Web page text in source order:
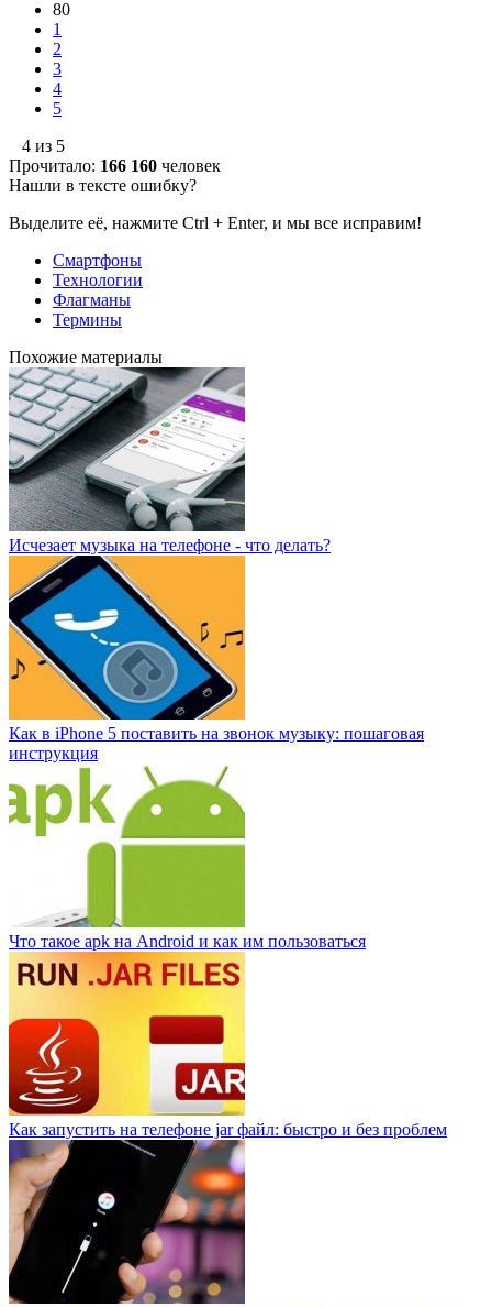
80
1
2
3
4
5
4 из 5
Прочитало: 166 160 человек
Нашли в тексте ошибку?
Выделите её, нажмите Ctrl + Enter, и мы все исправим!
Смартфоны
Технологии
Флагманы
Термины
Похожие материалы
Исчезает музыка на телефоне - что делать?
Как в iPhone 5 поставить на звонок музыку: пошаговая
инструкция
Что такое apk на Android и как им пользоваться
Как запустить на телефоне jar файл: быстро и без проблем